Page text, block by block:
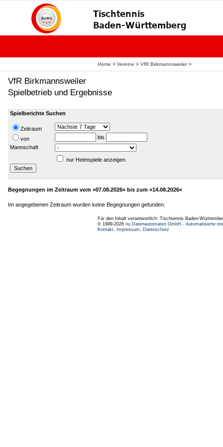
Home > Vereine > VfR Birkmannsweiler>
VfR Birkmannsweiler
Spielbetrieb und Ergebnisse
Spielberichte Suchen
Zeitraum
von
bis
Mannschaft
nur Heimspiele anzeigen
Begegnungen im Zeitraum vom »07.08.2026« bis zum »14.08.2026«
Im angegebenen Zeitraum wurden keine Begegnungen gefunden.
Für den Inhalt verantwortlich: Tischtennis Baden-
© 1999-2026 nu Datenautomaten GmbH - Automatisierte
Kontakt, Impressum, Datenschutz